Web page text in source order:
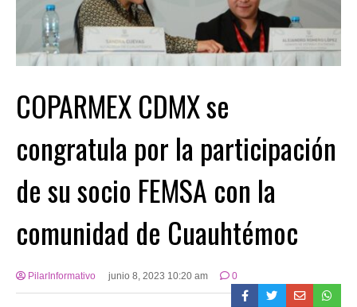
COPARMEX CDMX se
congratula por la participación
de su socio FEMSA con la
comunidad de Cuauhtémoc
PilarInformativo junio 8, 2023 10:20 am 0